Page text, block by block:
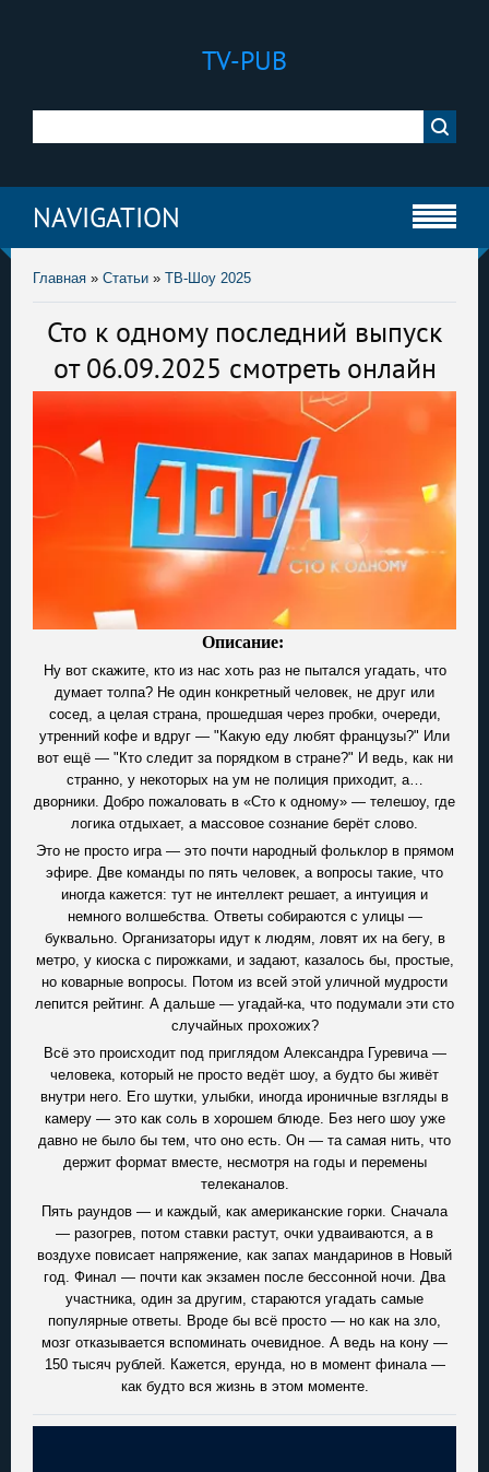
TV-PUB
NAVIGATION
Главная » Статьи » ТВ-Шоу 2025
Сто к одному последний выпуск
от 06.09.2025 смотреть онлайн
Описание:
Ну вот скажите, кто из нас хоть раз не пытался угадать, что
думает толпа? Не один конкретный человек, не друг или
сосед, а целая страна, прошедшая через пробки, очереди,
утренний кофе и вдруг — "Какую еду любят французы?" Или
вот ещё — "Кто следит за порядком в стране?" И ведь, как ни
странно, у некоторых на ум не полиция приходит, а…
дворники. Добро пожаловать в «Сто к одному» — телешоу, где
логика отдыхает, а массовое сознание берёт слово.
Это не просто игра — это почти народный фольклор в прямом
эфире. Две команды по пять человек, а вопросы такие, что
иногда кажется: тут не интеллект решает, а интуиция и
немного волшебства. Ответы собираются с улицы —
буквально. Организаторы идут к людям, ловят их на бегу, в
метро, у киоска с пирожками, и задают, казалось бы, простые,
но коварные вопросы. Потом из всей этой уличной мудрости
лепится рейтинг. А дальше — угадай-ка, что подумали эти сто
случайных прохожих?
Всё это происходит под приглядом Александра Гуревича —
человека, который не просто ведёт шоу, а будто бы живёт
внутри него. Его шутки, улыбки, иногда ироничные взгляды в
камеру — это как соль в хорошем блюде. Без него шоу уже
давно не было бы тем, что оно есть. Он — та самая нить, что
держит формат вместе, несмотря на годы и перемены
телеканалов.
Пять раундов — и каждый, как американские горки. Сначала
— разогрев, потом ставки растут, очки удваиваются, а в
воздухе повисает напряжение, как запах мандаринов в Новый
год. Финал — почти как экзамен после бессонной ночи. Два
участника, один за другим, стараются угадать самые
популярные ответы. Вроде бы всё просто — но как на зло,
мозг отказывается вспоминать очевидное. А ведь на кону —
150 тысяч рублей. Кажется, ерунда, но в момент финала —
как будто вся жизнь в этом моменте.